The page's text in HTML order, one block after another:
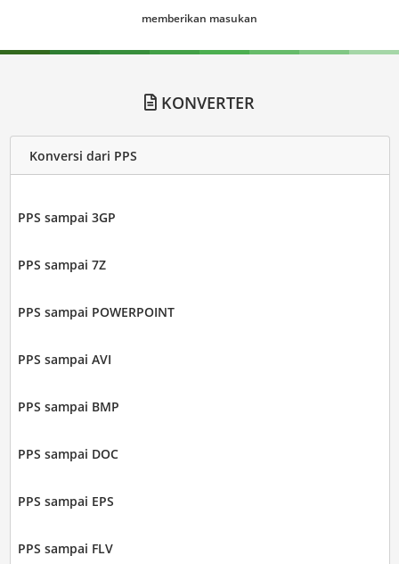
memberikan masukan
KONVERTER
Konversi dari PPS
PPS sampai 3GP
PPS sampai 7Z
PPS sampai POWERPOINT
PPS sampai AVI
PPS sampai BMP
PPS sampai DOC
PPS sampai EPS
PPS sampai FLV